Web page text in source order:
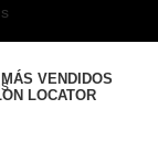
VENDIDOS
LOCATOR